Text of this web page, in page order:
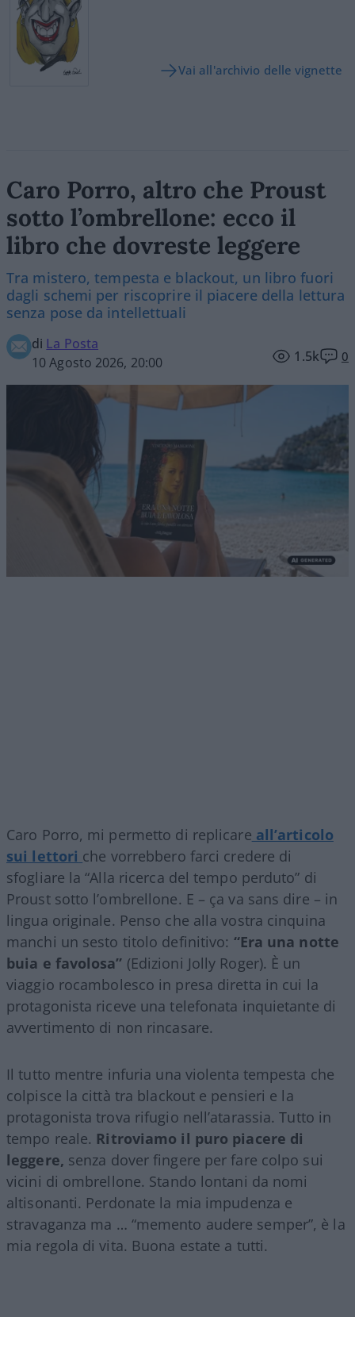
Vai all'archivio delle vignette
Caro Porro, altro che Proust
sotto l’ombrellone: ecco il
libro che dovreste leggere
Tra mistero, tempesta e blackout, un libro fuori
dagli schemi per riscoprire il piacere della lettura
senza pose da intellettuali
di La Posta
10 Agosto 2026, 20:00
1.5k 0
Caro Porro, mi permetto di replicare all’articolo
sui lettori che vorrebbero farci credere di
sfogliare la “Alla ricerca del tempo perduto” di
Proust sotto l’ombrellone. E – ça va sans dire – in
lingua originale. Penso che alla vostra cinquina
manchi un sesto titolo definitivo: “Era una notte
buia e favolosa” (Edizioni Jolly Roger). È un
viaggio rocambolesco in presa diretta in cui la
protagonista riceve una telefonata inquietante di
avvertimento di non rincasare.
Il tutto mentre infuria una violenta tempesta che
colpisce la città tra blackout e pensieri e la
protagonista trova rifugio nell’atarassia. Tutto in
tempo reale. Ritroviamo il puro piacere di
leggere, senza dover fingere per fare colpo sui
vicini di ombrellone. Stando lontani da nomi
altisonanti. Perdonate la mia impudenza e
stravaganza ma … “memento audere semper”, è la
mia regola di vita. Buona estate a tutti.